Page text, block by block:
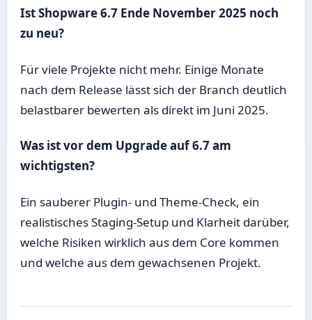
Ist Shopware 6.7 Ende November 2025 noch
zu neu?
Für viele Projekte nicht mehr. Einige Monate
nach dem Release lässt sich der Branch deutlich
belastbarer bewerten als direkt im Juni 2025.
Was ist vor dem Upgrade auf 6.7 am
wichtigsten?
Ein sauberer Plugin- und Theme-Check, ein
realistisches Staging-Setup und Klarheit darüber,
welche Risiken wirklich aus dem Core kommen
und welche aus dem gewachsenen Projekt.